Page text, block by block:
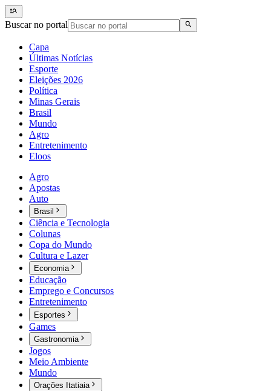
Buscar no portal
Capa
Últimas Notícias
Esporte
Eleições 2026
Política
Minas Gerais
Brasil
Mundo
Agro
Entretenimento
Eloos
Agro
Apostas
Auto
Brasil
Ciência e Tecnologia
Colunas
Copa do Mundo
Cultura e Lazer
Economia
Educação
Emprego e Concursos
Entretenimento
Esportes
Games
Gastronomia
Jogos
Meio Ambiente
Mundo
Orações Itatiaia